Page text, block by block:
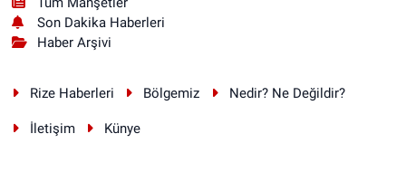
Son Dakika Haberleri
Haber Arşivi
Rize Haberleri Bölgemiz Nedir? Ne Değildir?
İletişim Künye